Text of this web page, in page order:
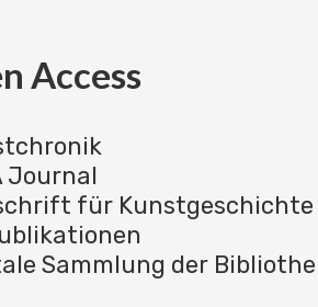
Access
Journal
für Kunstgeschichte
Sammlung der